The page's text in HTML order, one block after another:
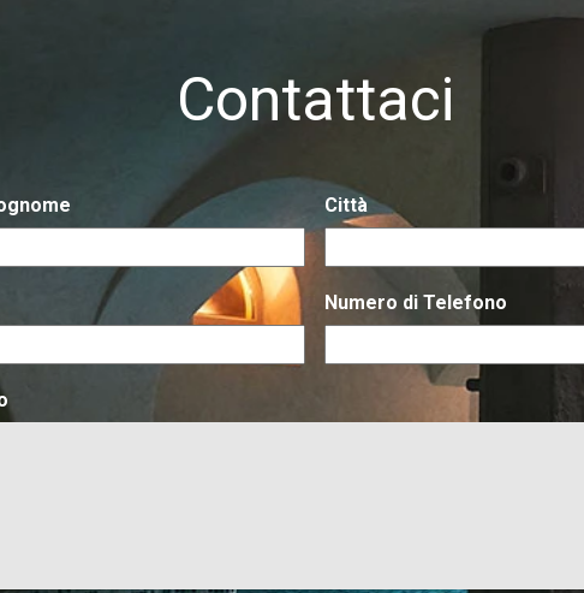
Contattaci
Città
Numero di Telefono